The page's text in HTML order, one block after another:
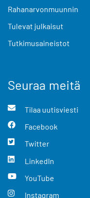
Rahanarvonmuunnin
Tulevat julkaisut
Tutkimusaineistot
Seuraa meitä
Tilaa uutisviesti
Facebook
Twitter
LinkedIn
YouTube
Instagram